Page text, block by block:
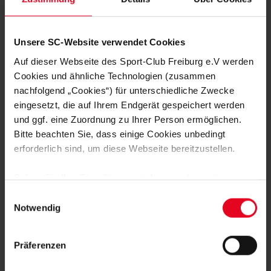
Unsere SC-Website verwendet Cookies
Auf dieser Webseite des Sport-Club Freiburg e.V werden
Cookies und ähnliche Technologien (zusammen
nachfolgend „Cookies“) für unterschiedliche Zwecke
eingesetzt, die auf Ihrem Endgerät gespeichert werden
und ggf. eine Zuordnung zu Ihrer Person ermöglichen.
Bitte beachten Sie, dass einige Cookies unbedingt
erforderlich sind, um diese Webseite bereitzustellen.
Daten von Ihnen (z.B. persönlichen Identifikatoren oder
IP-Adressen) verarbeitet werden. Durch Klicken auf den
Speicherung aller aufgeführten Cookies und der
Notwendig
Präferenzen
Matchday-1: Leipzig
FAN WERDEN:
MITGLIED WERDEN